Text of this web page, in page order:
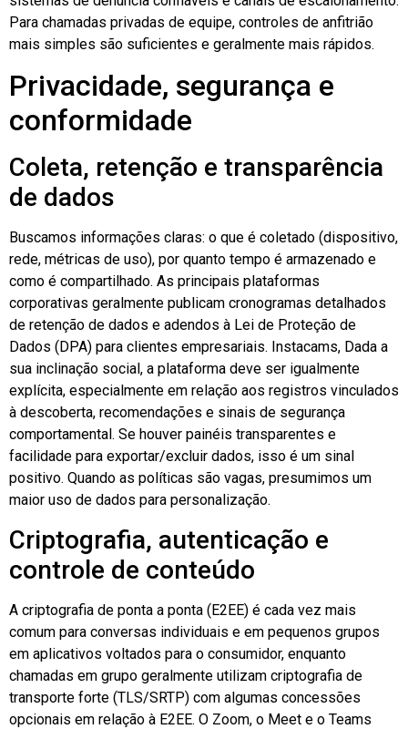
Para chamadas privadas de equipe, controles de anfitrião
mais simples são suficientes e geralmente mais rápidos.
Privacidade, segurança e
conformidade
Coleta, retenção e transparência
de dados
Buscamos informações claras: o que é coletado (dispositivo,
rede, métricas de uso), por quanto tempo é armazenado e
como é compartilhado. As principais plataformas
corporativas geralmente publicam cronogramas detalhados
de retenção de dados e adendos à Lei de Proteção de
Dados (DPA) para clientes empresariais. Instacams, Dada a
sua inclinação social, a plataforma deve ser igualmente
explícita, especialmente em relação aos registros vinculados
à descoberta, recomendações e sinais de segurança
comportamental. Se houver painéis transparentes e
facilidade para exportar/excluir dados, isso é um sinal
positivo. Quando as políticas são vagas, presumimos um
maior uso de dados para personalização.
Criptografia, autenticação e
controle de conteúdo
A criptografia de ponta a ponta (E2EE) é cada vez mais
comum para conversas individuais e em pequenos grupos
em aplicativos voltados para o consumidor, enquanto
chamadas em grupo geralmente utilizam criptografia de
transporte forte (TLS/SRTP) com algumas concessões
opcionais em relação à E2EE. O Zoom, o Meet e o Teams